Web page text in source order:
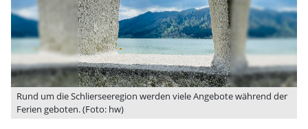
Rund um die Schlierseeregion werden viele Angebote während der
Ferien geboten. (Foto: hw)